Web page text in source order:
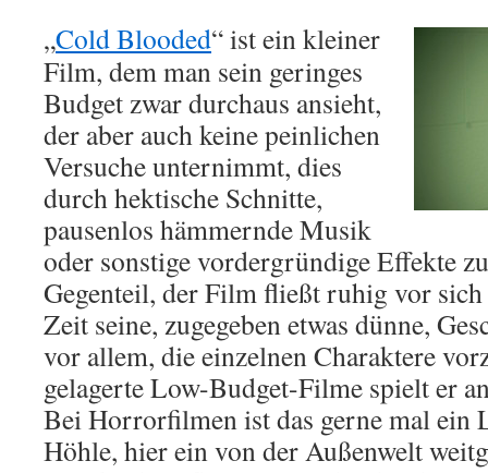
„Cold Blooded“ ist ein kleiner
Film, dem man sein geringes
Budget zwar durchaus ansieht,
der aber auch keine peinlichen
Versuche unternimmt, dies
durch hektische Schnitte,
pausenlos hämmernde Musik
oder sonstige vordergründige Effekte
Gegenteil, der Film fließt ruhig vor
Zeit seine, zugegeben etwas dünne,
vor allem, die einzelnen Charaktere
gelagerte Low-Budget-Filme spielt er
Bei Horrorfilmen ist das gerne mal ein
Höhle, hier ein von der Außenwelt